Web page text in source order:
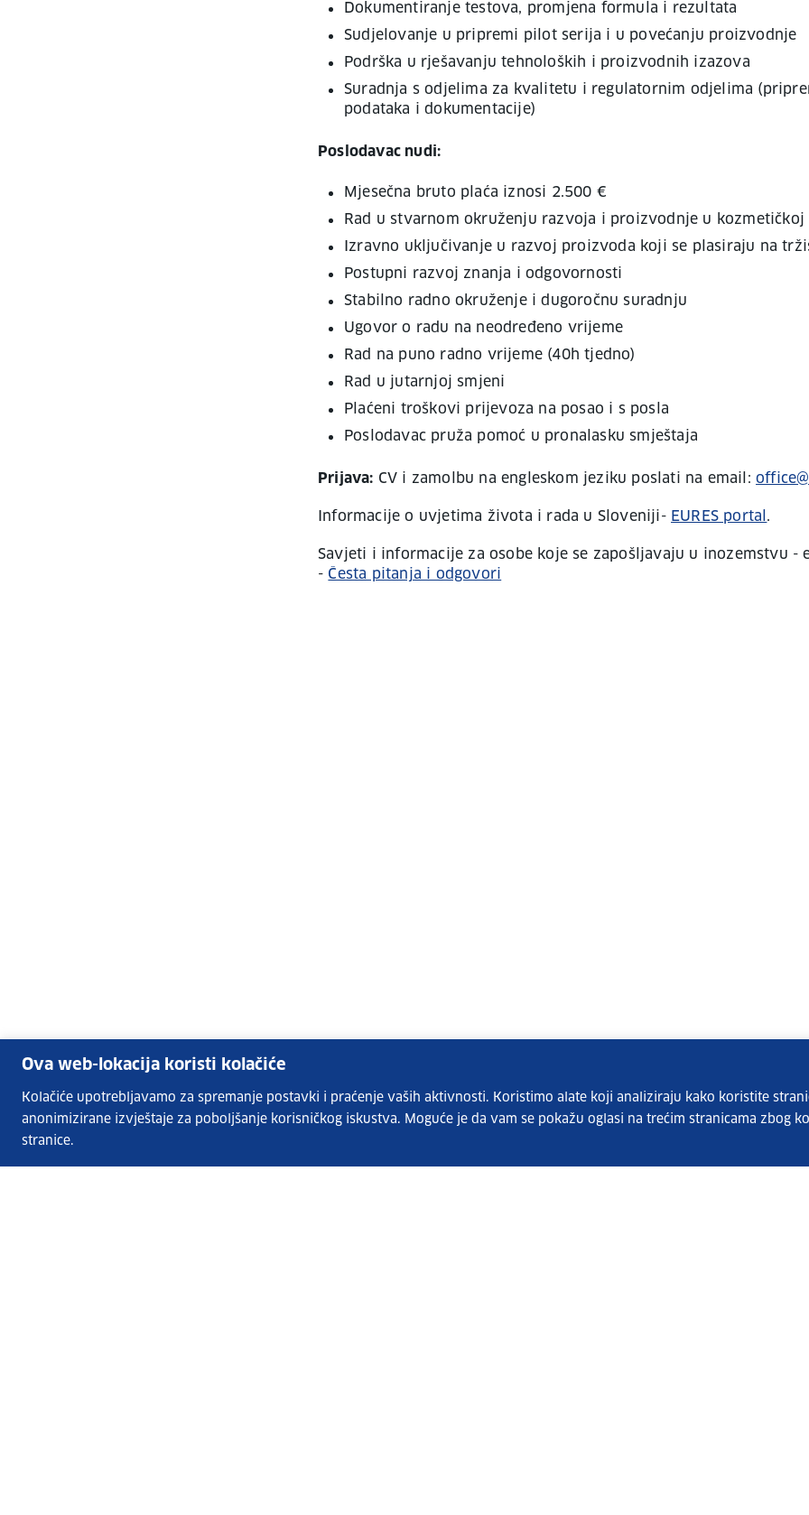
Ova web-lokacija koristi kolačiće
Kolačiće upotrebljavamo za spremanje postavki i praćenje vaših aktivnosti. Koristimo alate koji analiziraju kako koristite
anonimizirane izvještaje za poboljšanje korisničkog iskustva. Moguće je da vam se pokažu oglasi na trećim stranicama zbog
stranice.
Dokumentiranje testova, promjena formula i rezultata
Sudjelovanje u pripremi pilot serija i u povećanju proizvodnje
Podrška u rješavanju tehnoloških i proizvodnih izazova
Suradnja s odjelima za kvalitetu i regulatornim odjelima
podataka i dokumentacije)
Poslodavac nudi:
Mjesečna bruto plaća iznosi 2.500 €
Rad u stvarnom okruženju razvoja i proizvodnje u
Izravno uključivanje u razvoj proizvoda koji se plasiraju na
Postupni razvoj znanja i odgovornosti
Stabilno radno okruženje i dugoročnu suradnju
Ugovor o radu na neodređeno vrijeme
Rad na puno radno vrijeme (40h tjedno)
Rad u jutarnjoj smjeni
Plaćeni troškovi prijevoza na posao i s posla
Poslodavac pruža pomoć u pronalasku smještaja
Prijava: CV i zamolbu na engleskom jeziku poslati na email:
Informacije o uvjetima života i rada u Sloveniji- EURES portal .
Savjeti i informacije za osobe koje se zapošljavaju u inozemstvu -
- Česta pitanja i odgovori